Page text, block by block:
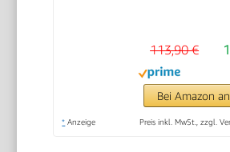
113,90 €
Bei Amazon
* Anzeige Preis inkl. MwSt., zzgl.